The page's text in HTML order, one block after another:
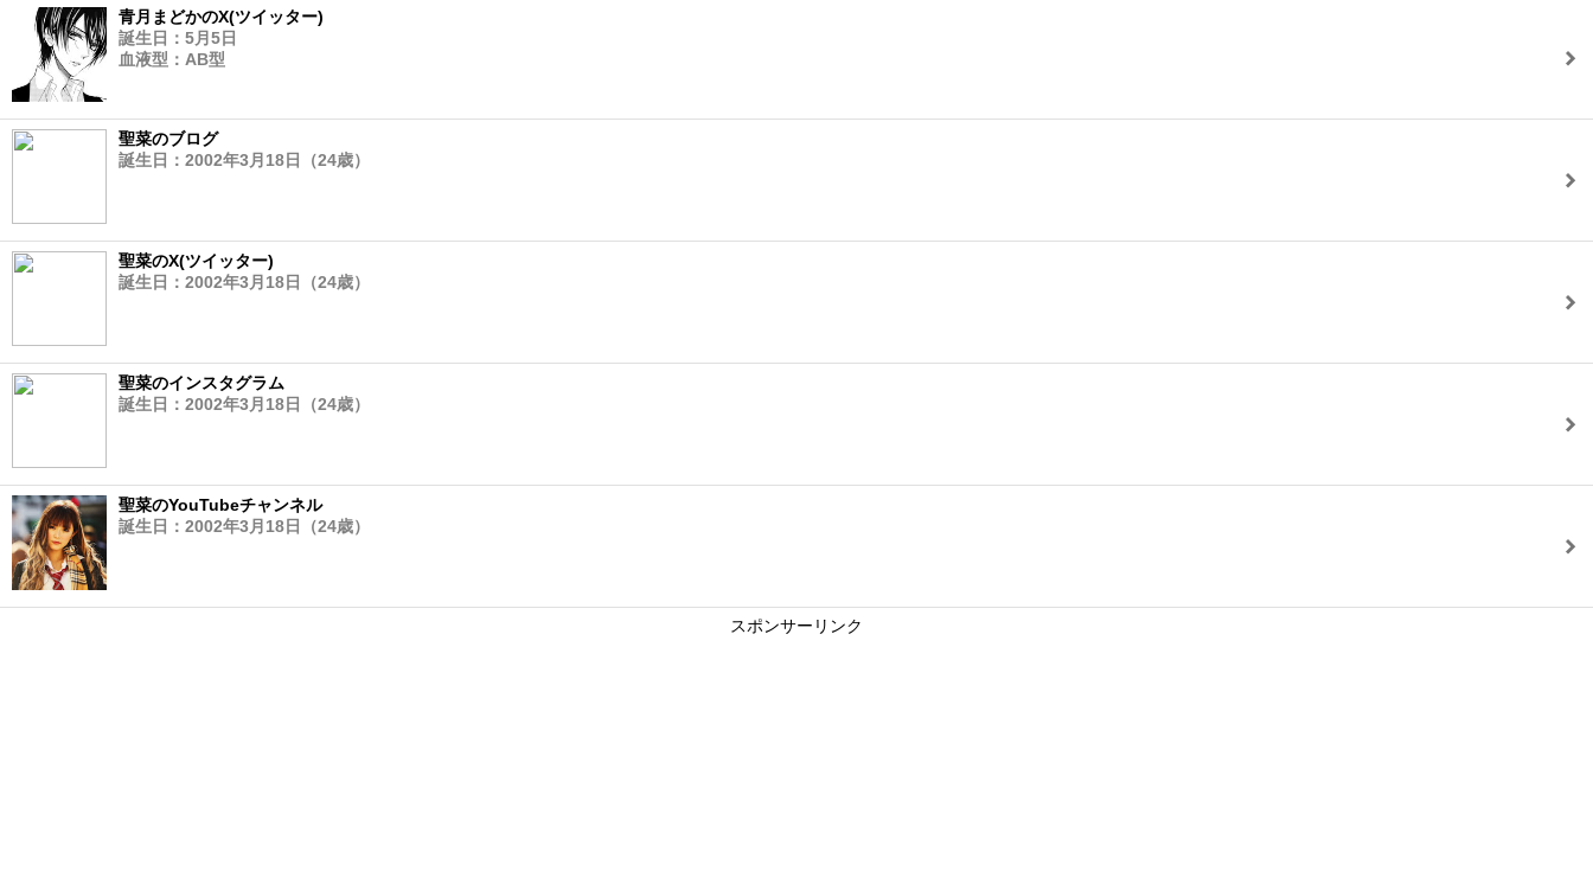
青月まどかのX(ツイッター)
誕生日：5月5日
血液型：AB型
聖菜のブログ
誕生日：2002年3月18日（24歳）
聖菜のX(ツイッター)
誕生日：2002年3月18日（24歳）
聖菜のインスタグラム
誕生日：2002年3月18日（24歳）
聖菜のYouTubeチャンネル
誕生日：2002年3月18日（24歳）
スポンサーリンク